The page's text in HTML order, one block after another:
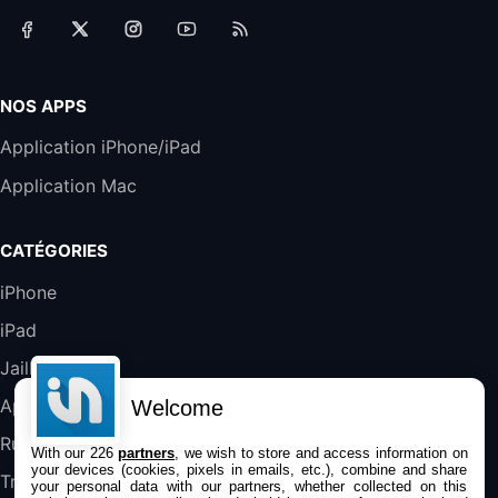
Harman Kardon SoundSticks 5 Haut-Parleur
289,47€
Galaxy S25 FE 6,7\" 5G Nano SIM 128 Go
Blanc
357,4€
Jeu FIFA 20 sur PC (code à télécharger)
45,98€57,99€Rue Du Commerce (Vendeur Tiers)
NOS APPS
Application iPhone/iPad
Application Mac
CATÉGORIES
iPhone
iPad
Jailbreak
Applications
Rumeurs
Trucs & astuces
Welcome
With our 226partners , we wish to store and access information on
your devices (cookies, pixels in emails, etc.), combine and share
your personal data with our partners, whether collected on this